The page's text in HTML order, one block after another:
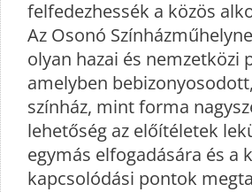
felfedezhessék a közös
Az Osonó
olyan hazai és nemzetközi
amelyben
színház, mint forma
lehetőség az előítéletek
egymás elfogadására és a
kapcsolódási pontok